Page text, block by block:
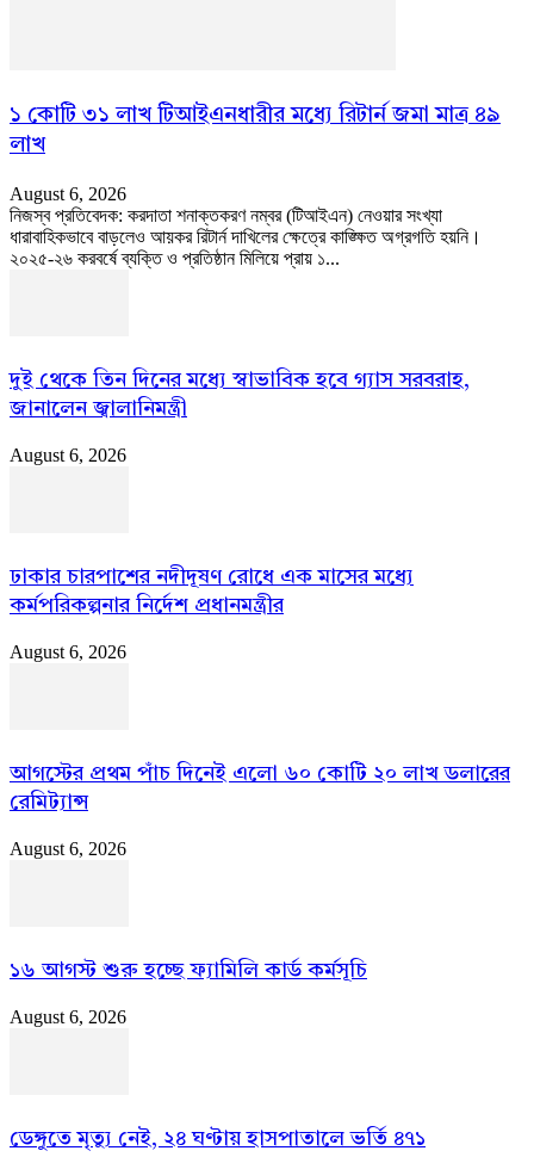
১ কোটি ৩১ লাখ টিআইএনধারীর মধ্যে রিটার্ন জমা মাত্র ৪৯
লাখ
August 6, 2026
নিজস্ব প্রতিবেদক: করদাতা শনাক্তকরণ নম্বর (টিআইএন) নেওয়ার সংখ্যা
ধারাবাহিকভাবে বাড়লেও আয়কর রিটার্ন দাখিলের ক্ষেত্রে কাঙ্ক্ষিত অগ্রগতি হয়নি।
২০২৫-২৬ করবর্ষে ব্যক্তি ও প্রতিষ্ঠান মিলিয়ে প্রায় ১...
দুই থেকে তিন দিনের মধ্যে স্বাভাবিক হবে গ্যাস সরবরাহ,
জানালেন জ্বালানিমন্ত্রী
August 6, 2026
ঢাকার চারপাশের নদীদূষণ রোধে এক মাসের মধ্যে
কর্মপরিকল্পনার নির্দেশ প্রধানমন্ত্রীর
August 6, 2026
আগস্টের প্রথম পাঁচ দিনেই এলো ৬০ কোটি ২০ লাখ ডলারের
রেমিট্যান্স
August 6, 2026
১৬ আগস্ট শুরু হচ্ছে ফ্যামিলি কার্ড কর্মসূচি
August 6, 2026
ডেঙ্গুতে মৃত্যু নেই, ২৪ ঘণ্টায় হাসপাতালে ভর্তি ৪৭১